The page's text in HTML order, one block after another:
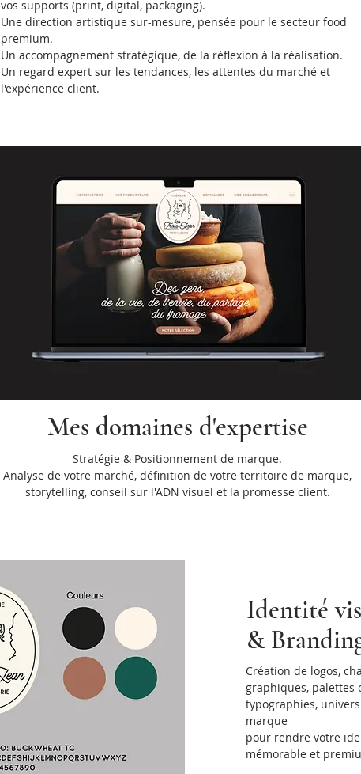
vos supports (print, digital, packaging).
Une direction artistique sur-mesure, pensée pour le secteur food
premium.
Un accompagnement stratégique, de la réflexion à la réalisation.
Un regard expert sur les tendances, les attentes du marché et
l'expérience client.
Mes domaines d'expertise
Stratégie & Positionnement de marque.
Analyse de votre marché, définition de votre territoire de marque,
storytelling, conseil sur l'ADN visuel et la promesse client.
Identité
&
Création de logos,
graphiques, palettes
typographies,
marque
pour rendre votre
mémorable et